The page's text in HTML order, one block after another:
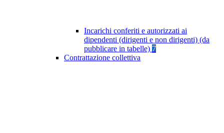
Incarichi conferiti e autorizzati ai
dipendenti (dirigenti e non dirigenti) (da
pubblicare in tabelle) 7
Contrattazione collettiva